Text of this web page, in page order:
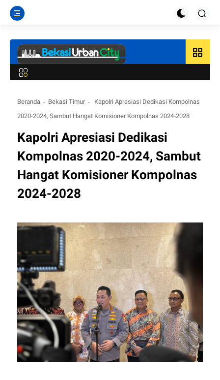
grid_view
Beranda Bekasi Timur
Kapolri Apresiasi Dedikasi Kompolnas
2020-2024, Sambut Hangat Komisioner Kompolnas 2024-2028
Kapolri Apresiasi Dedikasi
Kompolnas 2020-2024, Sambut
Hangat Komisioner Kompolnas
2024-2028